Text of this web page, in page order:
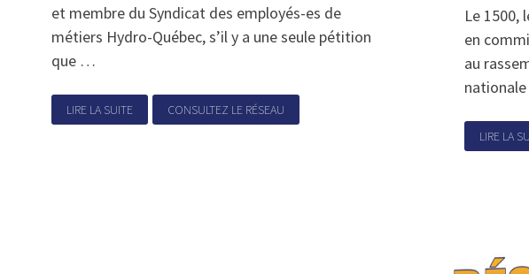
et membre du Syndicat des employés-es de
métiers Hydro-Québec, s’il y a une seule pétition
que …
LIRE LA SUITE CONSULTEZ LE RÉSEAU
Le 1500,
en
au
LIRE LA